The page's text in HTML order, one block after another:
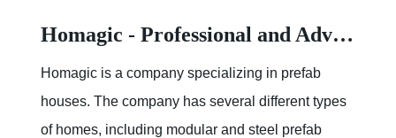
Homagic - Professional and Advanced Integrated Prefab Construction
Homagic is a company specializing in prefab
houses. The company has several different types
of homes, including modular and steel prefab